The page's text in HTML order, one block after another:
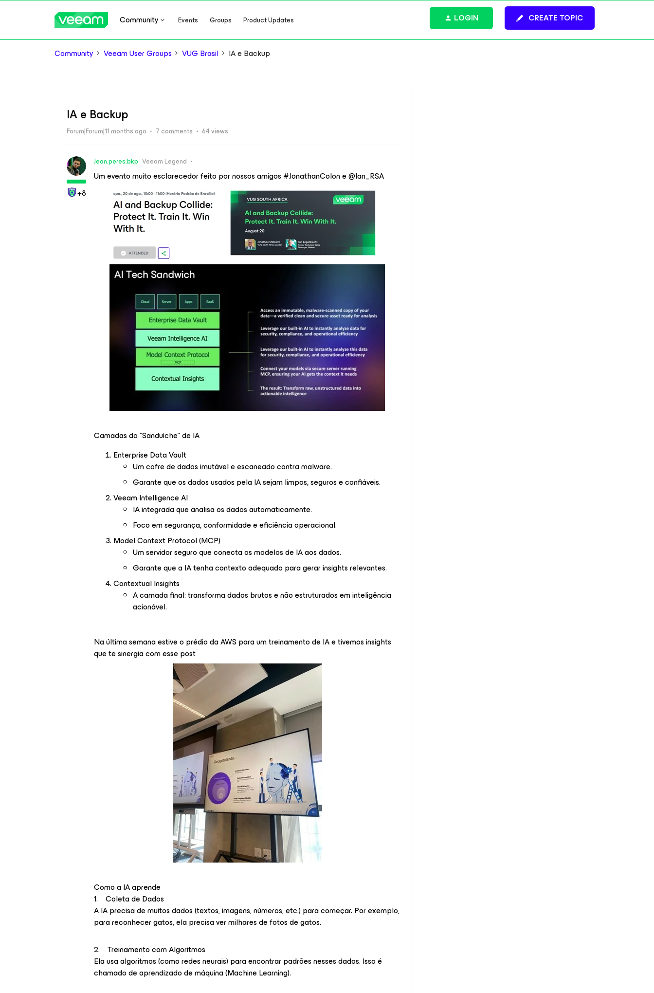
Community Events Groups Product Updates CREATE TOPIC
LOGIN
Community Veeam User Groups VUG Brasil IA e Backup
IA e Backup
Forum|Forum|11 months ago 7 comments 64 views
+8
Jean.peres.bkp Veeam Legend
Um evento muito esclarecedor feito por nossos amigos #JonathanColon e ​@Ian_RSA
Camadas do “Sanduíche” de IA
Enterprise Data Vault
Um cofre de dados imutável e escaneado contra malware.
Garante que os dados usados pela IA sejam limpos, seguros e confiáveis.
Veeam Intelligence AI
IA integrada que analisa os dados automaticamente.
Foco em segurança, conformidade e eficiência operacional.
Model Context Protocol (MCP)
Um servidor seguro que conecta os modelos de IA aos dados.
Garante que a IA tenha contexto adequado para gerar insights relevantes.
Contextual Insights
A camada final: transforma dados brutos e não estruturados em inteligência
acionável.
Na última semana estive o prédio da AWS para um treinamento de IA e tivemos insights
que te sinergia com esse post
Como a IA aprende
1. Coleta de Dados
A IA precisa de muitos dados (textos, imagens, números, etc.) para começar. Por exemplo,
para reconhecer gatos, ela precisa ver milhares de fotos de gatos.
2. Treinamento com Algoritmos
Ela usa algoritmos (como redes neurais) para encontrar padrões nesses dados. Isso é
chamado de aprendizado de máquina (Machine Learning).